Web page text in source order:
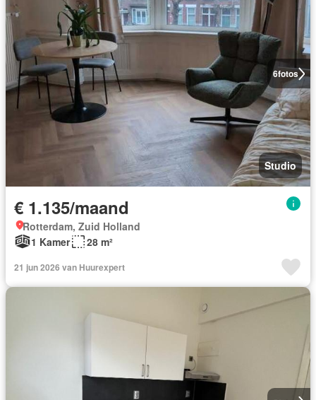
6fotos
Studio
€ 1.135/maand
Rotterdam, Zuid Holland
1 Kamer
28 m²
21 jun 2026 van Huurexpert